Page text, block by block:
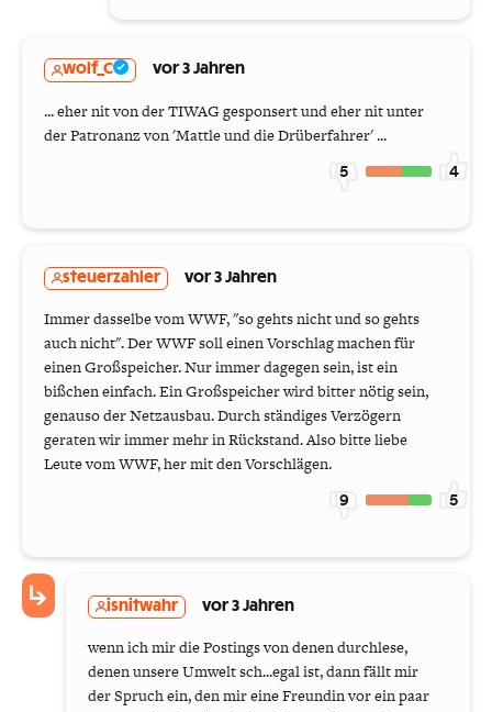
wolf_C vor 3 Jahren
... eher nit von der TIWAG gesponsert und eher nit unter
der Patronanz von 'Mattle und die Drüberfahrer' ...
5 4
steuerzahler vor 3 Jahren
Immer dasselbe vom WWF, "so gehts nicht und so gehts
auch nicht". Der WWF soll einen Vorschlag machen für
einen Großspeicher. Nur immer dagegen sein, ist ein
bißchen einfach. Ein Großspeicher wird bitter nötig sein,
genauso der Netzausbau. Durch ständiges Verzögern
geraten wir immer mehr in Rückstand. Also bitte liebe
Leute vom WWF, her mit den Vorschlägen.
9 5
isnitwahr vor 3 Jahren
wenn ich mir die Postings von denen durchlese,
denen unsere Umwelt sch...egal ist, dann fällt mir
der Spruch ein, den mir eine Freundin vor ein paar